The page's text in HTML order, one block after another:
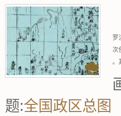
罗
次
。
题:全国政区总图